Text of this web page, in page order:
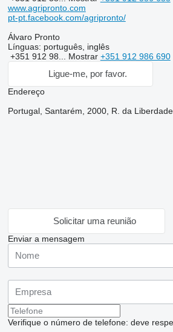
www.agripronto.com
pt-pt.facebook.com/agripronto/
Álvaro Pronto
Línguas: português, inglês
+351 912 98... Mostrar +351 912 986 690
Ligue-me, por favor.
Endereço
Portugal, Santarém, 2000, R. da
Solicitar uma reunião
Enviar a mensagem
Verifique o número de telefone: deve